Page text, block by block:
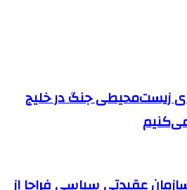
زیست‌محیطی جنگ در خلیج